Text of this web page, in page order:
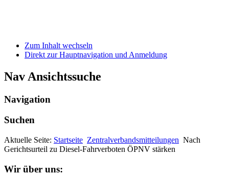
Zum Inhalt wechseln
Direkt zur Hauptnavigation und Anmeldung
Nav Ansichtssuche
Navigation
Suchen
Aktuelle Seite: Startseite Zentralverbandsmitteilungen Nach
Gerichtsurteil zu Diesel-Fahrverboten ÖPNV stärken
Wir über uns: